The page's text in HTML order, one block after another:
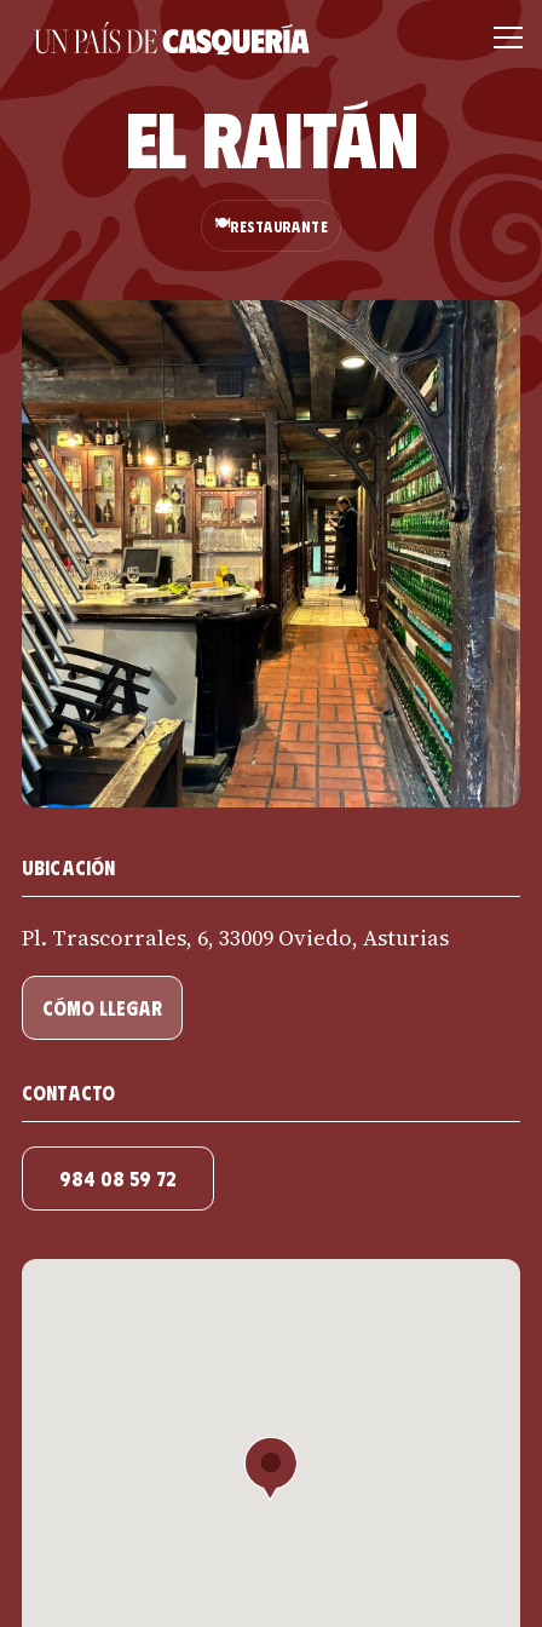
El Raitán
🍽️RESTAURANTE
Ubicación
Pl. Trascorrales, 6, 33009 Oviedo, Asturias
cómo llegar
Contacto
984 08 59 72